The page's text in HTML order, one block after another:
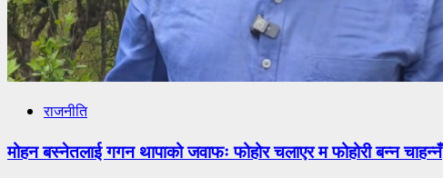
राजनीति
मोहन बस्नेतलाई गगन थापाको जवाफः फोहोर चलाएर म फोहोरी बन्न चाहन्नँ